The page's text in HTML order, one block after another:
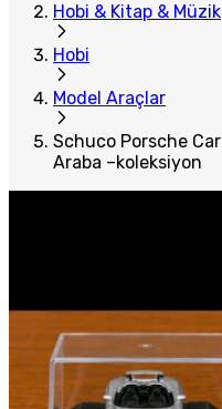
Hobi & Kitap & Müzik
Hobi
Model Araçlar
Schuco Porsche
Araba –koleksiyon